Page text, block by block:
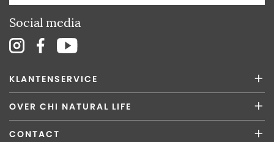
Social media
KLANTENSERVICE
OVER CHI NATURAL LIFE
CONTACT